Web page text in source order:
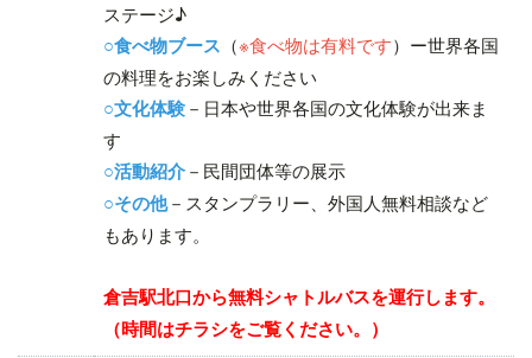
ステージ♪
○食べ物ブース （※食べ物は有料です）ー世界各国
の料理をお楽しみください
○文化体験－日本や世界各国の文化体験が出来ま
す
○活動紹介－民間団体等の展示
○その他－スタンプラリー、外国人無料相談など
もあります。
倉吉駅北口から無料シャトルバスを運行します。
（時間はチラシをご覧ください。）